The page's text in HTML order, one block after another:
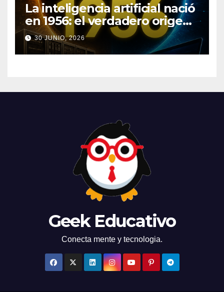
La inteligencia artificial nació
en 1956: el verdadero origen
de la IA que cambió el
mundo
30 JUNIO, 2026
Geek Educativo
Conecta mente y tecnologia.